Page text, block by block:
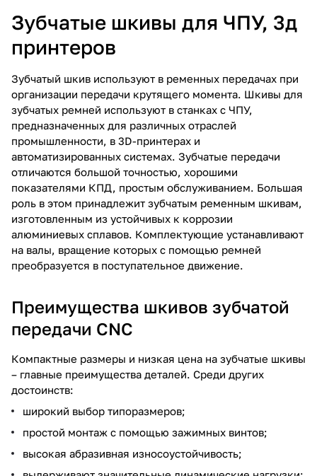
Зубчатые шкивы для ЧПУ, 3д
принтеров
Зубчатый шкив используют в ременных передачах при
организации передачи крутящего момента. Шкивы для
зубчатых ремней используют в станках с ЧПУ,
предназначенных для различных отраслей
промышленности, в 3D-принтерах и
автоматизированных системах. Зубчатые передачи
отличаются большой точностью, хорошими
показателями КПД, простым обслуживанием. Большая
роль в этом принадлежит зубчатым ременным шкивам,
изготовленным из устойчивых к коррозии
алюминиевых сплавов. Комплектующие устанавливают
на валы, вращение которых с помощью ремней
преобразуется в поступательное движение.
Преимущества шкивов зубчатой
передачи CNC
Компактные размеры и низкая цена на зубчатые шкивы
– главные преимущества деталей. Среди других
достоинств:
широкий выбор типоразмеров;
простой монтаж с помощью зажимных винтов;
высокая абразивная износоустойчивость;